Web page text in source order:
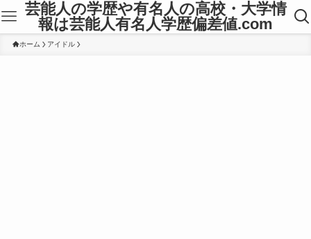
芸能人の学歴や有名人の高校・大学情
報は芸能人有名人学歴偏差値.com
ホーム アイドル